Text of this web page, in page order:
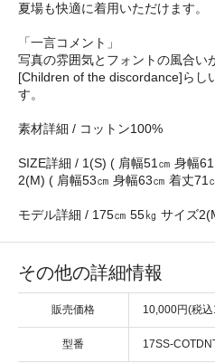
夏場も快適に着用いただけます。
「一言コメント」
写真の雰囲気とフォントの風合
[Children of the discordance]らし
す。
素材詳細 / コットン100%
SIZE詳細 / 1(S) ( 肩幅51㎝ 身幅
2(M) ( 肩幅53㎝ 身幅63㎝ 着丈71
モデル詳細 / 175㎝ 55㎏ サイズ
その他の詳細情報
販売価格 10,000円(税
型番 17SS-